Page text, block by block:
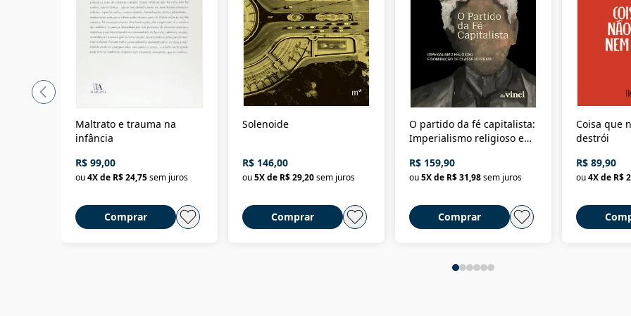
Maltrato e trauma na
infância
R$ 99,00
ou4X de R$ 24,75sem juros
Comprar
Solenoide
R$ 146,00
ou5X de R$ 29,20sem juros
Comprar
O partido da fé capitalista:
Imperialismo religioso e
Brasil
R$ 159,90
ou5X de R$ 31,98sem juros
Comprar
Coisa que
destrói
R$ 89,90
ou4X de R$